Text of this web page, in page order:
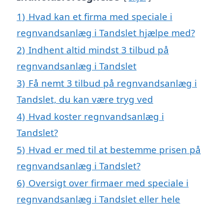
1) Hvad kan et firma med speciale i
regnvandsanlæg i Tandslet hjælpe med?
2) Indhent altid mindst 3 tilbud på
regnvandsanlæg i Tandslet
3) Få nemt 3 tilbud på regnvandsanlæg i
Tandslet, du kan være tryg ved
4) Hvad koster regnvandsanlæg i
Tandslet?
5) Hvad er med til at bestemme prisen på
regnvandsanlæg i Tandslet?
6) Oversigt over firmaer med speciale i
regnvandsanlæg i Tandslet eller hele